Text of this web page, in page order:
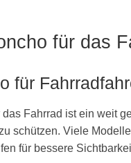
für das
für
Fahrrad ist ein weit
schützen. Viele
für bessere